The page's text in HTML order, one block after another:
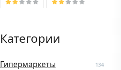
Категории
Гипермаркеты 134